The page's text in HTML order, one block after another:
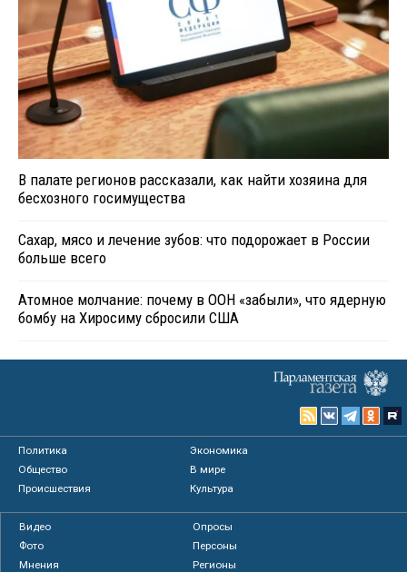
В палате регионов рассказали, как найти хозяина для
бесхозного госимущества
Сахар, мясо и лечение зубов: что подорожает в России
больше всего
Атомное молчание: почему в ООН «забыли», что ядерную
бомбу на Хиросиму сбросили США
Политика
Экономика
Общество
В мире
Происшествия
Культура
Видео
Опросы
Фото
Персоны
Мнения
Регионы